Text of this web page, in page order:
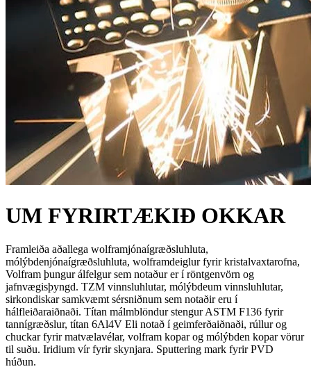
UM FYRIRTÆKIÐ OKKAR
Framleiða aðallega wolframjónaígræðsluhluta,
mólýbdenjónaígræðsluhluta, wolframdeiglur fyrir kristalvaxtarofna,
Volfram þungur álfelgur sem notaður er í röntgenvörn og
jafnvægisþyngd. TZM vinnsluhlutar, mólýbdeum vinnsluhlutar,
sirkondiskar samkvæmt sérsniðnum sem notaðir eru í
hálfleiðaraiðnaði. Títan málmblöndur stengur ASTM F136 fyrir
tannígræðslur, títan 6Al4V Eli notað í geimferðaiðnaði, rúllur og
chuckar fyrir matvælavélar, volfram kopar og mólýbden kopar vörur
til suðu. Iridium vír fyrir skynjara. Sputtering mark fyrir PVD
húðun.